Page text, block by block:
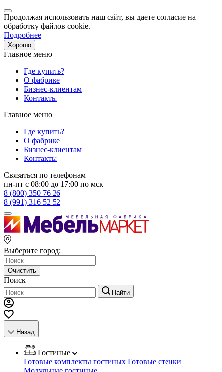
Продолжая использовать наш сайт, вы даете согласие на
обработку файлов cookie.
Подробнее
Хорошо
Главное меню
Где купить?
О фабрике
Бизнес-клиентам
Контакты
Главное меню
Где купить?
О фабрике
Бизнес-клиентам
Контакты
Связаться по телефонам
пн-пт с 08:00 до 17:00 по мск
8 (800) 350 76 26
8 (991) 316 52 52
Выберите город:
Очистить
Поиск
Найти
Назад
Гостиные
Готовые комплекты гостиных Готовые стенки